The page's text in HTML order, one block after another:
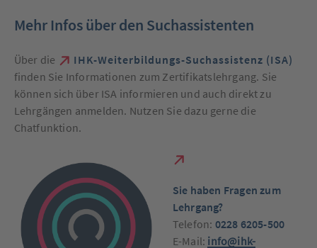
Mehr Infos über den Suchassistenten
Über die
IHK-Weiterbildungs-Suchassistenz (ISA)
finden Sie Informationen zum Zertifikatslehrgang. Sie
können sich über ISA informieren und auch direkt zu
Lehrgängen anmelden. Nutzen Sie dazu gerne die
Chatfunktion.
Sie haben Fragen zum
Lehrgang?
Telefon: 0228 6205-500
E-Mail: info@ihk-